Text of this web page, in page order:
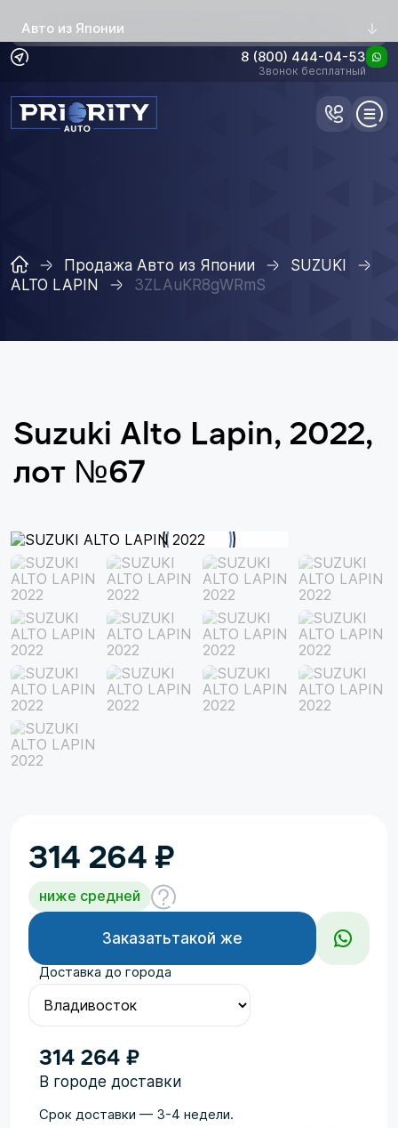
Авто из Японии
8 (800) 444-04-53
Звонок бесплатный
Продажа Авто из Японии
SUZUKI
ALTO LAPIN
3ZLAuKR8gWRmS
Suzuki Alto Lapin, 2022,
лот №67
314 264 ₽
ниже средней
Заказатьтакой же
Доставка до города
314 264 ₽
В городе доставки
Срок доставки — 3-4 недели.